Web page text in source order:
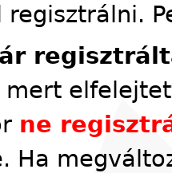
mert
ne
Ha